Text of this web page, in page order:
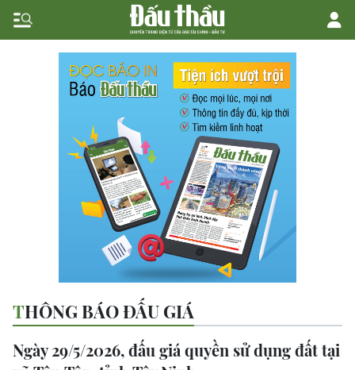
THÔNG BÁO ĐẤU GIÁ
Ngày 29/5/2026, đấu giá quyền sử dụng đất tại